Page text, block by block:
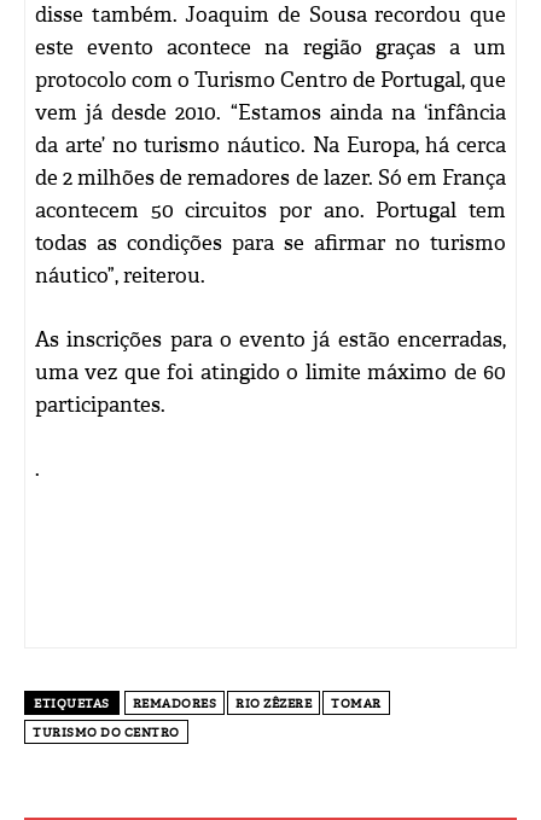
disse também. Joaquim de Sousa recordou que
este evento acontece na região graças a um
protocolo com o Turismo Centro de Portugal, que
vem já desde 2010. “Estamos ainda na ‘infância
da arte’ no turismo náutico. Na Europa, há cerca
de 2 milhões de remadores de lazer. Só em França
acontecem 50 circuitos por ano. Portugal tem
todas as condições para se afirmar no turismo
náutico”, reiterou.
As inscrições para o evento já estão encerradas,
uma vez que foi atingido o limite máximo de 60
participantes.
.
ETIQUETAS REMADORES RIO ZÊZERE
TOMAR
TURISMO DO CENTRO